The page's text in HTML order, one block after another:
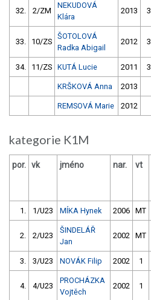
32. 2/ZM
NEKUDOVÁ
Klára
2013 3
33. 10/ZS
ŠOTOLOVÁ
Radka Abigail
2012 3
34. 11/ZS KUTÁ Lucie 2011 3
KRŠKOVÁ Anna 2013
REMSOVÁ Marie 2012
kategorie K1M
por. vk jméno nar. vt
1. 1/U23 MÍKA Hynek 2006 MT
2. 2/U23
ŠINDELÁŘ
Jan
2002 MT
3. 3/U23 NOVÁK Filip 2002 1
4. 4/U23
PROCHÁZKA
Vojtěch
2002 1